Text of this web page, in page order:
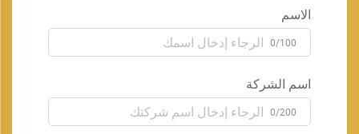
الاسم
0/100
اسم الشركة
0/200